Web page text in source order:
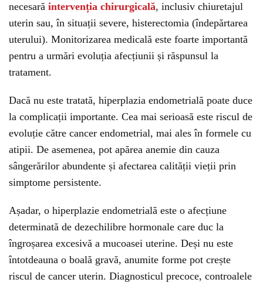
necesară intervenția chirurgicală, inclusiv chiuretajul
uterin sau, în situații severe, histerectomia (îndepărtarea
uterului). Monitorizarea medicală este foarte importantă
pentru a urmări evoluția afecțiunii și răspunsul la
tratament.
Dacă nu este tratată, hiperplazia endometrială poate duce
la complicații importante. Cea mai serioasă este riscul de
evoluție către cancer endometrial, mai ales în formele cu
atipii. De asemenea, pot apărea anemie din cauza
sângerărilor abundente și afectarea calității vieții prin
simptome persistente.
Așadar, o hiperplazie endometrială este o afecțiune
determinată de dezechilibre hormonale care duc la
îngroșarea excesivă a mucoasei uterine. Deși nu este
întotdeauna o boală gravă, anumite forme pot crește
riscul de cancer uterin. Diagnosticul precoce, controalele